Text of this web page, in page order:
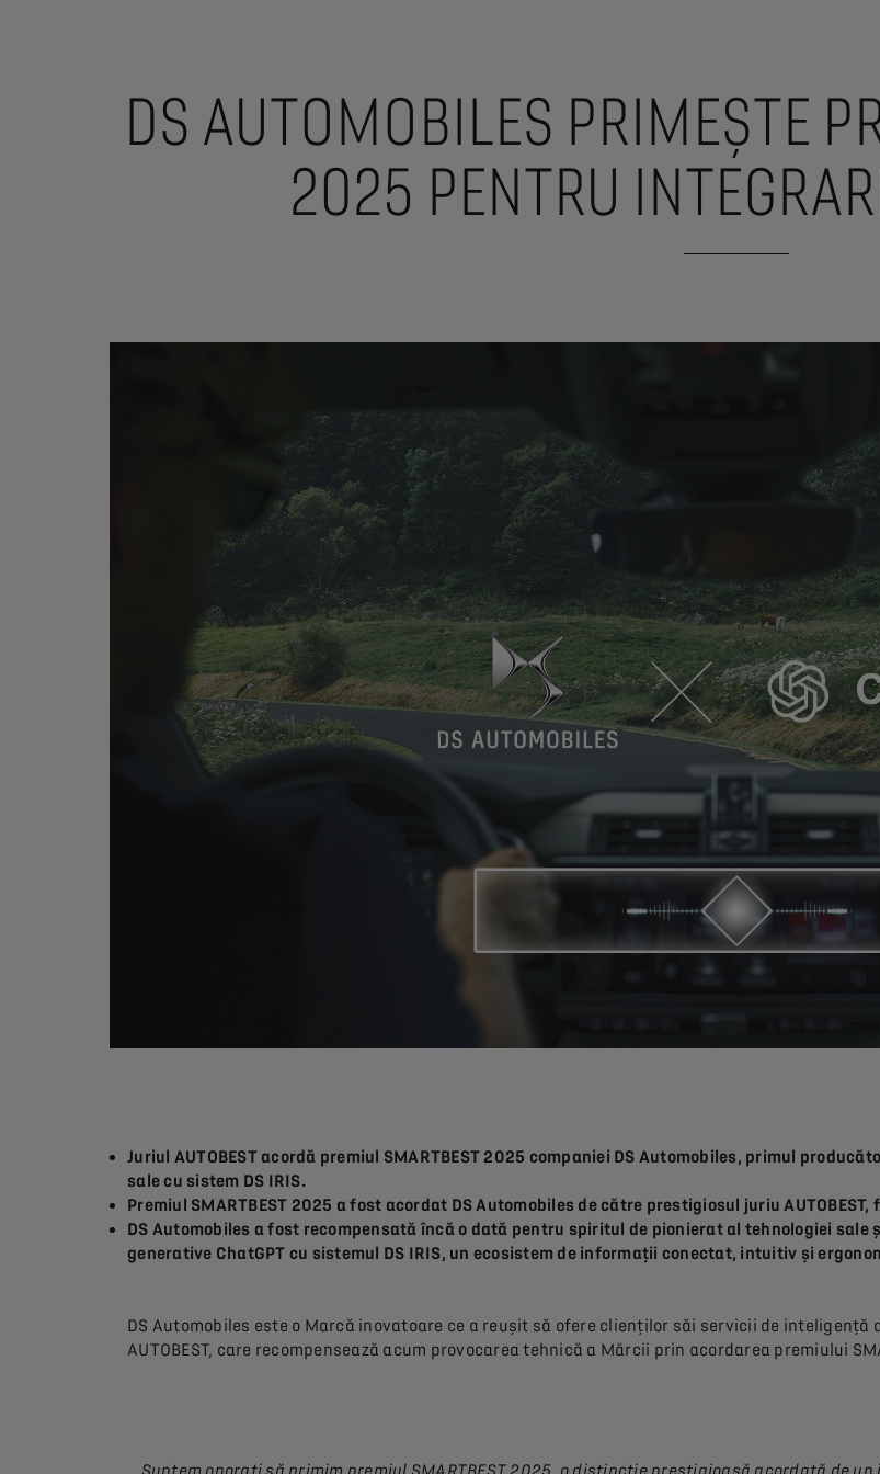
DS AUTOMOBILES PRIMEȘTE
2025 PENTRU
Juriul AUTOBEST acordă premiul SMARTBEST 2025 companiei DS Automobiles, primul
sale cu sistem DS IRIS.
Premiul SMARTBEST 2025 a fost acordat DS Automobiles de către prestigiosul juriu
DS Automobiles a fost recompensată încă o dată pentru spiritul de pionierat al tehnologiei
generative ChatGPT cu sistemul DS IRIS, un ecosistem de informații conectat, intuitiv și
DS Automobiles este o Marcă inovatoare ce a reușit să ofere clienților săi servicii de
AUTOBEST, care recompensează acum provocarea tehnică a Mărcii prin acordarea premiului